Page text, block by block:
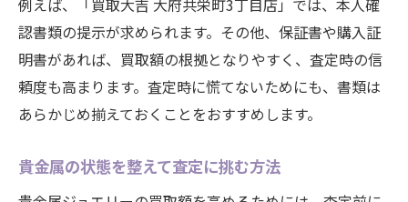
例えば、「買取大吉 大府共栄町3丁目店」では、本人確
認書類の提示が求められます。その他、保証書や購入証
明書があれば、買取額の根拠となりやすく、査定時の信
頼度も高まります。査定時に慌てないためにも、書類は
あらかじめ揃えておくことをおすすめします。
貴金属の状態を整えて査定に挑む方法